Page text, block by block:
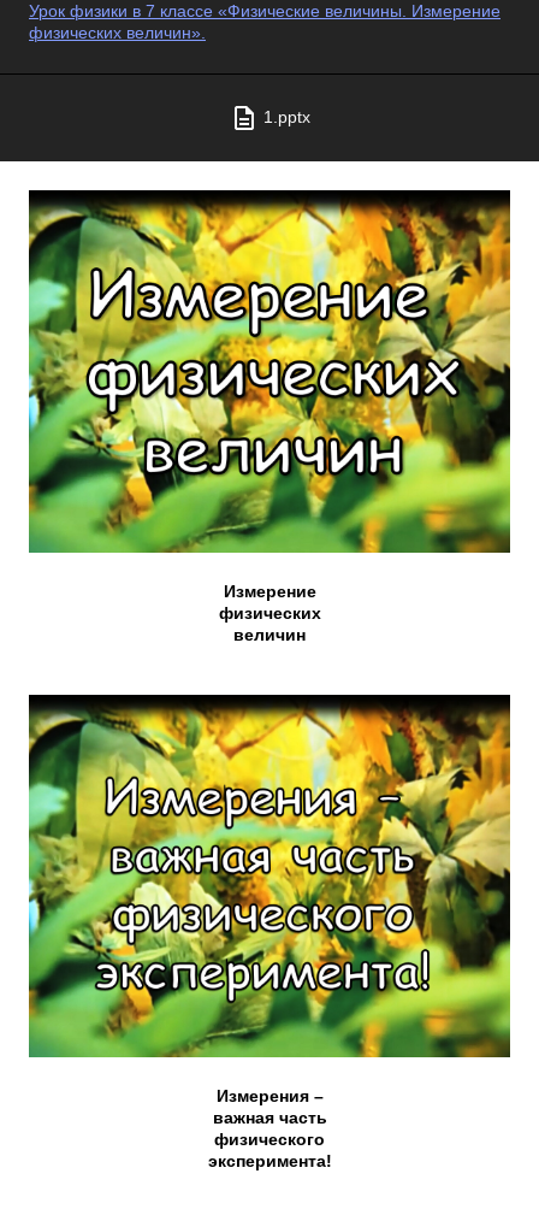
Урок физики в 7 классе «Физические величины. Измерение
физических величин».
1.pptx
Измерение
физических
величин
Измерения –
важная часть
физического
эксперимента!